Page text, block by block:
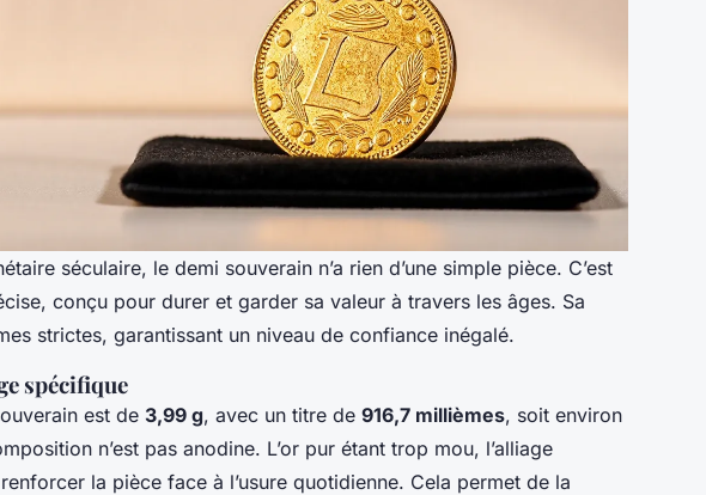
séculaire, le demi souverain n’a rien d’une simple pièce. C’est
conçu pour durer et garder sa valeur à travers les âges. Sa
strictes, garantissant un niveau de confiance inégalé.
spécifique
est de 3,99 g, avec un titre de 916,7 millièmes, soit environ
n’est pas anodine. L’or pur étant trop mou, l’alliage
la pièce face à l’usure quotidienne. Cela permet de la